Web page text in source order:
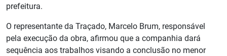
prefeitura.
O representante da Traçado, Marcelo Brum, responsável
pela execução da obra, afirmou que a companhia dará
sequência aos trabalhos visando a conclusão no menor